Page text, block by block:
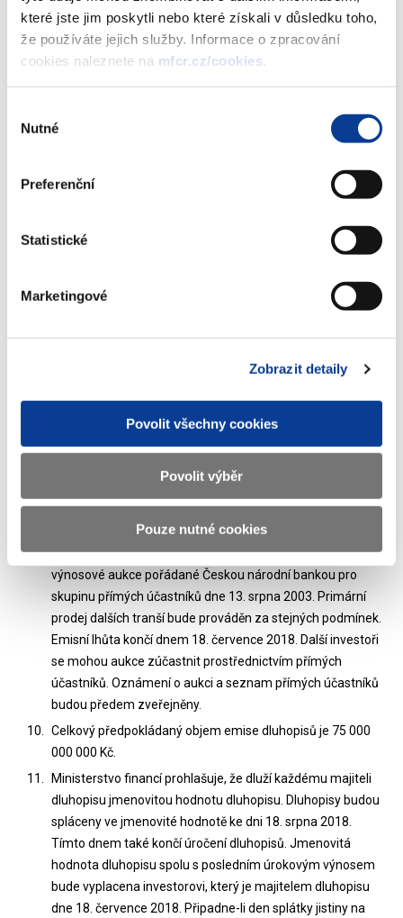
které jste jim poskytli nebo které získali v důsledku toho,
že používáte jejich služby. Informace o zpracování
cookies naleznete na mfcr.cz/cookies.
souhlasu
Nutné
Preferenční
Statistické
Marketingové
Zobrazit detaily
Povolit všechny cookies
Povolit výběr
Pouze nutné cookies
trhu Burzy cenných papírů Praha, a.s. Převoditelnost
dluhopisů ve Středisku cenných papírů začíná dnem
připsání dluhopisů na účty prvních majitelů. Posledním
červenec 2018.
4,60 % p.a. Úrokové výnosy jsou vypláceny jedenkrát ročně,
a to vždy k 18. srpnu příslušného roku. Připadne- li den
provedena první následující pracovní den bez nároku na
Rozhodný den pro výplatu výnosu z dluhopisu předchází o
jeden měsíc dnu splatnosti výnosu z dluhopisu. Datum ex-
je majitelem dluhopisu 18. července každého roku. Úrokový
dluhopisu 18. července 2004.
30E/360). Poměrná část úrokového výnosu je do ceny
dluhopisu započítávána od data emise.
Dluhopisy budou vydávány po jednotlivých částech
(tranších). Primární prodej 1. tranše bude proveden formou
výnosové aukce pořádané Českou národní bankou pro
skupinu přímých účastníků dne 13. srpna 2003. Primární
prodej dalších tranší bude prováděn za stejných podmínek.
Emisní lhůta končí dnem 18. července 2018. Další investoři
se mohou aukce zúčastnit prostřednictvím přímých
účastníků. Oznámení o aukci a seznam přímých účastníků
budou předem zveřejněny.
Celkový předpokládaný objem emise dluhopisů je 75 000
000 000 Kč.
Ministerstvo financí prohlašuje, že dluží každému majiteli
dluhopisu jmenovitou hodnotu dluhopisu. Dluhopisy budou
spláceny ve jmenovité hodnotě ke dni 18. srpna 2018.
Tímto dnem také končí úročení dluhopisů. Jmenovitá
hodnota dluhopisu spolu s posledním úrokovým výnosem
bude vyplacena investorovi, který je majitelem dluhopisu
dne 18. července 2018. Připadne-li den splátky jistiny na